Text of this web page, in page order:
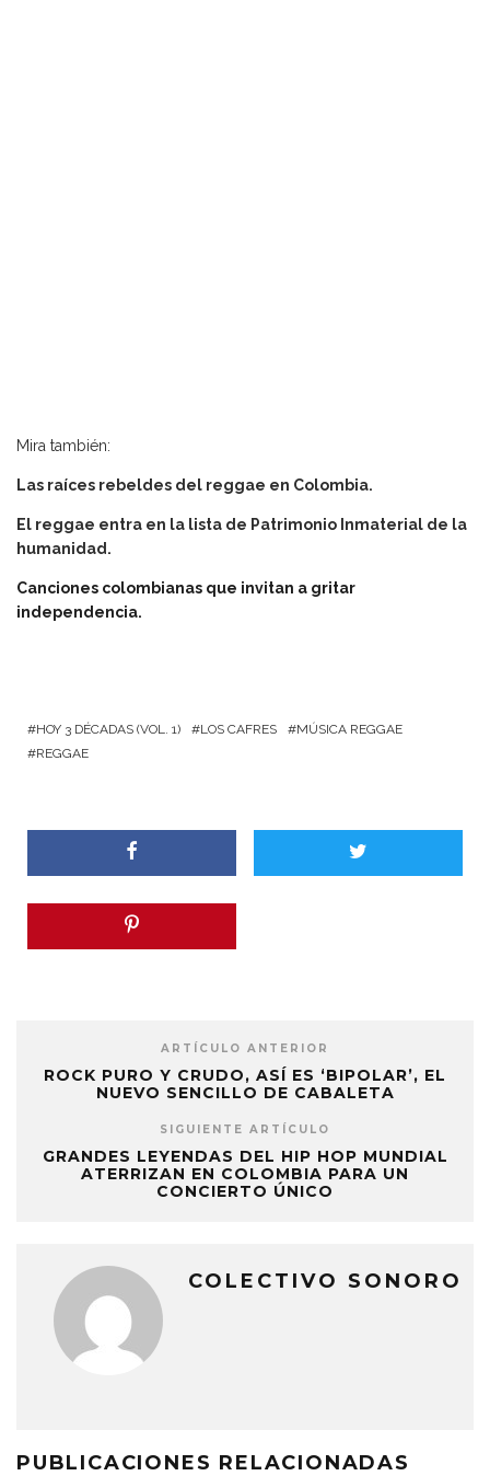
Mira también:
Las raíces rebeldes del reggae en Colombia.
El reggae entra en la lista de Patrimonio Inmaterial de la
humanidad.
Canciones colombianas que invitan a gritar
independencia.
HOY 3 DÉCADAS (VOL. 1) LOS CAFRES
MÚSICA REGGAE
REGGAE
ARTÍCULO ANTERIOR
ROCK PURO Y CRUDO, ASÍ ES ‘BIPOLAR’, EL
NUEVO SENCILLO DE CABALETA
SIGUIENTE ARTÍCULO
GRANDES LEYENDAS DEL HIP HOP MUNDIAL
ATERRIZAN EN COLOMBIA PARA UN
CONCIERTO ÚNICO
COLECTIVO SONORO
PUBLICACIONES RELACIONADAS